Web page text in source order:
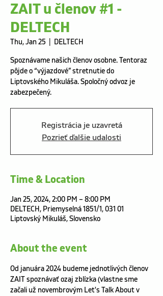
ZAIT u členov #1 -
DELTECH
Thu, Jan 25 DELTECH
Spoznávame našich členov osobne. Tentoraz
pôjde o “výjazdové” stretnutie do
Liptovského Mikuláša. Spoločný odvoz je
zabezpečený.
Registrácia je uzavretá
Pozrieť ďalšie udalosti
Time & Location
Jan 25, 2024, 2:00 PM – 8:00 PM
DELTECH, Priemyselná 1851/1, 031 01
Liptovský Mikuláš, Slovensko
About the event
Od januára 2024 budeme jednotlivých členov
ZAIT spoznávať ozaj zblízka (vlastne sme
začali už novembrovým Let's Talk About v